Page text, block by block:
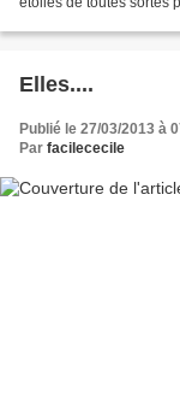
Elles....
Publié le 27/03/2013 à
Par facilececile